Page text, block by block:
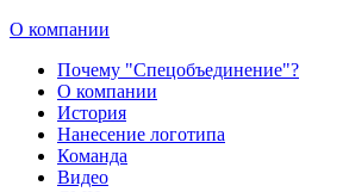
О компании
Почему "Спецобъединение"?
О компании
История
Нанесение логотипа
Команда
Видео